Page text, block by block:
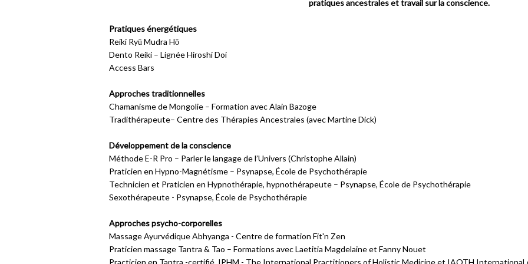
pratiques ancestrales et travail sur la conscience.
Pratiques énergétiques
Reiki Ryū Mudra Hō
Dento Reiki – Lignée Hiroshi Doi
Access Bars
Approches traditionnelles
Chamanisme de Mongolie – Formation avec Alain Bazoge
Tradithérapeute– Centre des Thérapies Ancestrales (avec Martine Dick)
Développement de la conscience
Méthode E-R Pro – Parler le langage de l’Univers (Christophe Allain)
Praticien en Hypno-Magnétisme – Psynapse, École de Psychothérapie
Technicien et Praticien en Hypnothérapie, hypnothérapeute – Psynapse, École de Psychothérapie
Sexothérapeute - Psynapse, École de Psychothérapie
Approches psycho-corporelles
Massage Ayurvédique Abhyanga - Centre de formation Fit'n Zen
Praticien massage Tantra & Tao – Formations avec Laetitia Magdelaine et Fanny Nouet
Practicien en Tantra -certifié IPHM - The International Practitioners of Holistic Medicine et IAOTH International